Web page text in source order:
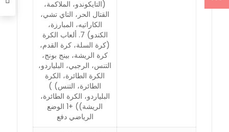
(التايكوندو، الملاكمة،
القتال الحر، التاي تشي،
الكاراتيه، المبارزة،
الكندو) 7. ألعاب الكرة
(كرة السلة، كرة القدم،
كرة الريشة، بينج بونج،
التنس، الرجبي، البلياردو،
الكرة الطائرة، الكرة
الطائرة، التنس) )
البلياردو، الكرة الطائرة،
الريشة)) +1 الوضع
الرياضي دفع